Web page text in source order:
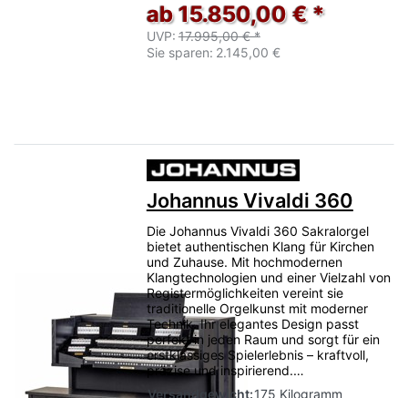
ab 15.850,00 € *
UVP: 17.995,00 € *
Sie sparen: 2.145,00 €
Johannus Vivaldi 360
Die Johannus Vivaldi 360 Sakralorgel
bietet authentischen Klang für Kirchen
und Zuhause. Mit hochmodernen
Klangtechnologien und einer Vielzahl von
Registermöglichkeiten vereint sie
traditionelle Orgelkunst mit moderner
Technik. Ihr elegantes Design passt
perfekt in jeden Raum und sorgt für ein
erstklassiges Spielerlebnis – kraftvoll,
präzise und inspirierend.…
Versandgewicht:175 Kilogramm